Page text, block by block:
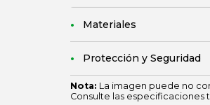
Materiales
Protección y Seguridad
Nota: La imagen puede no
Consulte las especificaciones